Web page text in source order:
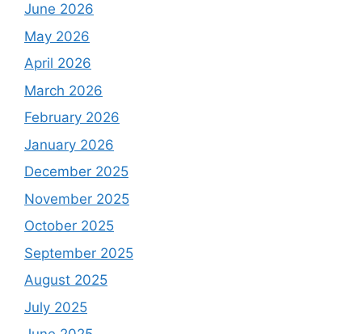
June 2026
May 2026
April 2026
March 2026
February 2026
January 2026
December 2025
November 2025
October 2025
September 2025
August 2025
July 2025